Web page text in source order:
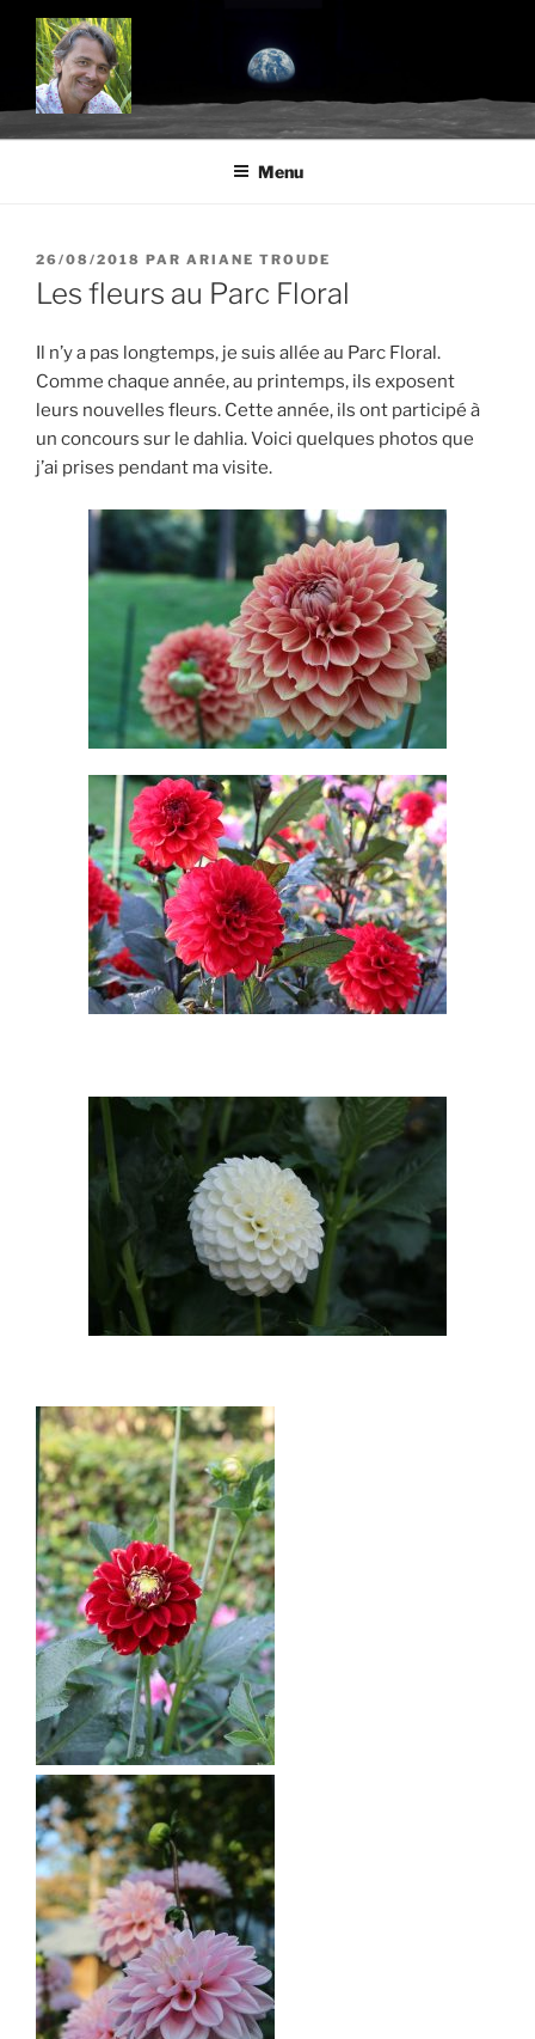
Aller
contenu
principal
BLOG.TROUDE.COM
Science, environnement et citoyenneté
Menu
PUBLIÉ
LE
26/08/2018 PAR ARIANE TROUDE
Les fleurs au Parc Floral
Il n’y a pas longtemps, je suis allée au Parc Floral.
Comme chaque année, au printemps, ils exposent
leurs nouvelles fleurs. Cette année, ils ont participé à
un concours sur le dahlia. Voici quelques photos que
j’ai prises pendant ma visite.